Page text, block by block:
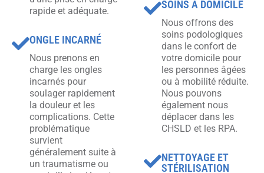
rapide et adéquate.
ONGLE INCARNÉ
Nous prenons en
charge les ongles
incarnés pour
soulager rapidement
la douleur et les
complications. Cette
problématique
survient
généralement suite à
un traumatisme ou
SOINS À DOMICILE
Nous offrons des
soins podologiques
dans le confort de
votre domicile pour
les personnes âgées
ou à mobilité réduite.
Nous pouvons
également nous
déplacer dans les
CHSLD et les RPA.
NETTOYAGE ET
STÉRILISATION